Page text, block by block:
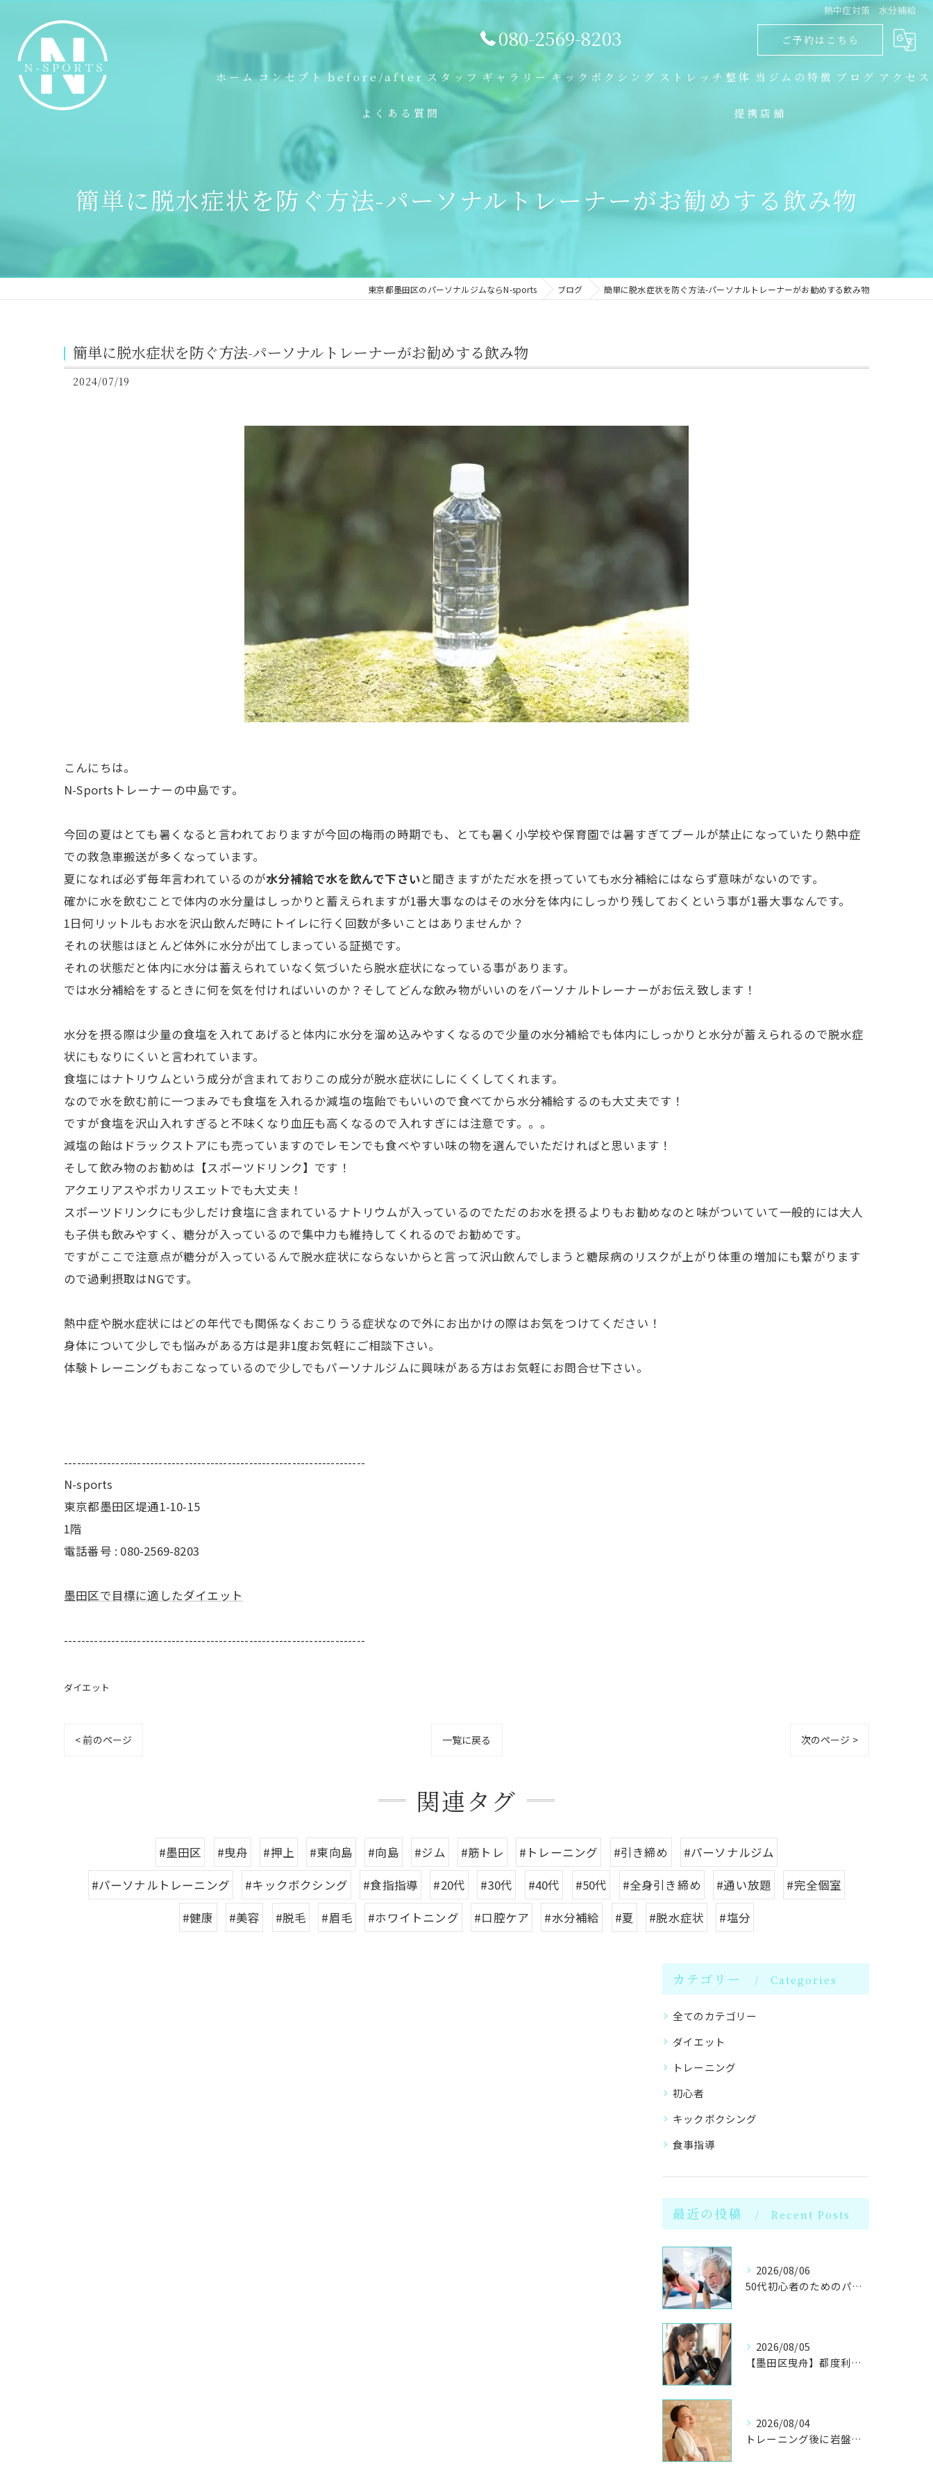
熱中症対策 水分補給
080-2569-8203 ご予約はこちら
ホーム コンセプト before/after スタッフ ギャラリー キックボクシング ストレッチ整体 当ジムの特徴
トレーニング
ブログ アクセス
よくある質問 提携店舗
簡単に脱水症状を防ぐ方法-パーソナルトレーナーがお勧めする飲み物
東京都墨田区のパーソナルジムならN-sports ブログ 簡単に脱水症状を防ぐ方法-パーソナルトレーナーがお勧めする飲み物
簡単に脱水症状を防ぐ方法-パーソナルトレーナーがお勧めする飲み物
2024/07/19
こんにちは。
N-Sportsトレーナーの中島です。
今回の夏はとても暑くなると言われておりますが今回の梅雨の時期でも、とても暑く小学校や保育園では暑すぎてプールが禁止になっていたり熱中症
での救急車搬送が多くなっています。
夏になれば必ず毎年言われているのが水分補給で水を飲んで下さいと聞きますがただ水を摂っていても水分補給にはならず意味がないのです。
確かに水を飲むことで体内の水分量はしっかりと蓄えられますが1番大事なのはその水分を体内にしっかり残しておくという事が1番大事なんです。
1日何リットルもお水を沢山飲んだ時にトイレに行く回数が多いことはありませんか？
それの状態はほとんど体外に水分が出てしまっている証拠です。
それの状態だと体内に水分は蓄えられていなく気づいたら脱水症状になっている事があります。
では水分補給をするときに何を気を付ければいいのか？そしてどんな飲み物がいいのをパーソナルトレーナーがお伝え致します！
水分を摂る際は少量の食塩を入れてあげると体内に水分を溜め込みやすくなるので少量の水分補給でも体内にしっかりと水分が蓄えられるので脱水症
状にもなりにくいと言われています。
食塩にはナトリウムという成分が含まれておりこの成分が脱水症状にしにくくしてくれます。
なので水を飲む前に一つまみでも食塩を入れるか減塩の塩飴でもいいので食べてから水分補給するのも大丈夫です！
ですが食塩を沢山入れすぎると不味くなり血圧も高くなるので入れすぎには注意です。。。
減塩の飴はドラックストアにも売っていますのでレモンでも食べやすい味の物を選んでいただければと思います！
そして飲み物のお勧めは【スポーツドリンク】です！
アクエリアスやポカリスエットでも大丈夫！
スポーツドリンクにも少しだけ食塩に含まれているナトリウムが入っているのでただのお水を摂るよりもお勧めなのと味がついていて一般的には大人
も子供も飲みやすく、糖分が入っているので集中力も維持してくれるのでお勧めです。
ですがここで注意点が糖分が入っているんで脱水症状にならないからと言って沢山飲んでしまうと糖尿病のリスクが上がり体重の増加にも繋がります
ので過剰摂取はNGです。
熱中症や脱水症状にはどの年代でも関係なくおこりうる症状なので外にお出かけの際はお気をつけてください！
身体について少しでも悩みがある方は是非1度お気軽にご相談下さい。
体験トレーニングもおこなっているので少しでもパーソナルジムに興味がある方はお気軽にお問合せ下さい。
----------------------------------------------------------------------
N-sports
東京都墨田区堤通1-10-15
1階
電話番号 : 080-2569-8203
墨田区で目標に適したダイエット
----------------------------------------------------------------------
ダイエット
< 前のページ 一覧に戻る 次のページ >
関連タグ
#墨田区 #曳舟 #押上 #東向島 #向島 #ジム #筋トレ #トレーニング #引き締め
#パーソナルジム
#パーソナルトレーニング
#キックボクシング #食指指導 #20代 #30代 #40代 #50代 #全身引き締め #通い放題
#完全個室
#健康
#美容 #脱毛 #眉毛 #ホワイトニング #口腔ケア #水分補給 #夏 #脱水症状 #塩分
カテゴリー Categories
全てのカテゴリー
ダイエット
トレーニング
初心者
キックボクシング
食事指導
最近の投稿 Recent Posts
2026/08/06
50代初心者のためのパーソナルジムで健康体へ
2026/08/05
【墨田区曳舟】都度利用OK！初心者向けキックボクシングジム
2026/08/04
トレーニング後に岩盤浴！墨田区のプライベート個室パーソナルジム